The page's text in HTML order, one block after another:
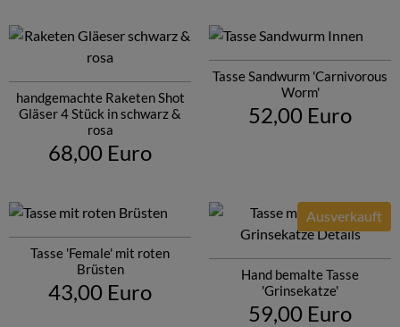
handgemachte Raketen Shot
Gläser 4 Stück in schwarz &
rosa
68,00 Euro
Tasse Sandwurm 'Carnivorous
Worm'
52,00 Euro
Tasse 'Female' mit roten
Brüsten
43,00 Euro
Hand bemalte Tasse
'Grinsekatze'
Ausverkauft
59,00 Euro